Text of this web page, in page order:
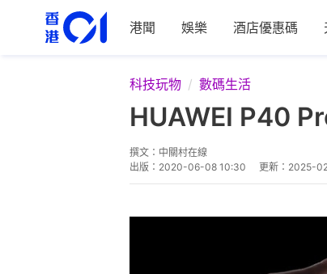
港聞 娛樂 酒店優惠碼
科技玩物 數碼生活
HUAWEI P40
撰文： 中關村在線
出版： 2020-06-08 10:30 更新： 2025-